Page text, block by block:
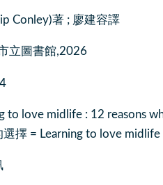
Conley)著 ; 廖建容譯
立圖書館,2026
to love midlife : 12 reasons
擇 = Learning to love